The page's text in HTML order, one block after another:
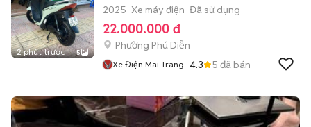
2 phút trước 5
2025 Xe máy điện Đã sử dụng
22.000.000 đ
Phường Phú Diễn
Xe Điện Mai Trang 4.3 5 đã bán